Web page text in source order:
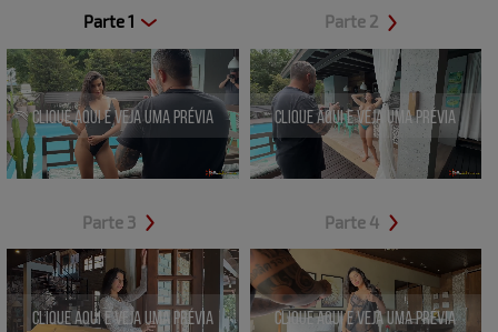
Parte 1
Clique aqui e veja uma prévia
Parte 2
Clique aqui e veja uma prévia
Parte 3
Clique aqui e veja uma prévia
Parte 4
Clique aqui e veja uma prévia